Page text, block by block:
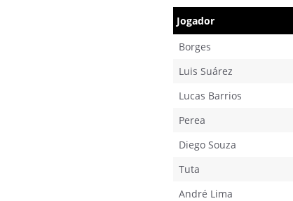
Jogador
Borges
Luis Suárez
Lucas Barrios
Perea
Diego Souza
Tuta
André Lima